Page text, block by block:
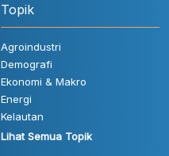
Topik
Agroindustri
Demografi
Ekonomi & Makro
Energi
Kelautan
Lihat Semua Topik